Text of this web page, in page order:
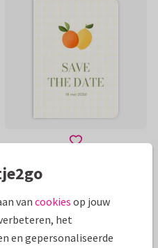
van cookies op jouw
het
en gepersonaliseerde